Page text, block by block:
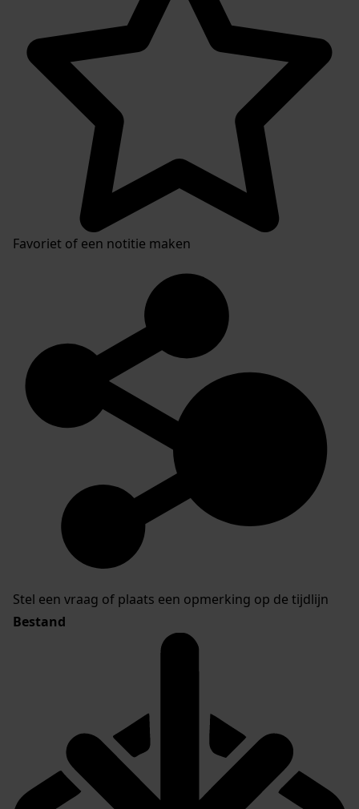
Favoriet of een notitie maken
Stel een vraag of plaats een opmerking op de tijdlijn
Bestand